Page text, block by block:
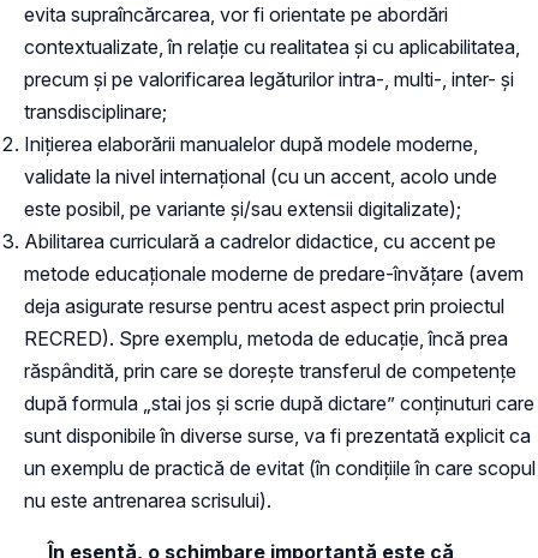
evita supraîncărcarea, vor fi orientate pe abordări
contextualizate, în relație cu realitatea și cu aplicabilitatea,
precum și pe valorificarea legăturilor intra-, multi-, inter- și
transdisciplinare;
Inițierea elaborării manualelor după modele moderne,
validate la nivel internațional (cu un accent, acolo unde
este posibil, pe variante și/sau extensii digitalizate);
Abilitarea curriculară a cadrelor didactice, cu accent pe
metode educaționale moderne de predare-învățare (avem
deja asigurate resurse pentru acest aspect prin proiectul
RECRED). Spre exemplu, metoda de educație, încă prea
răspândită, prin care se dorește transferul de competențe
după formula „stai jos și scrie după dictare” conținuturi care
sunt disponibile în diverse surse, va fi prezentată explicit ca
un exemplu de practică de evitat (în condițiile în care scopul
nu este antrenarea scrisului).
În esență, o schimbare importantă este că